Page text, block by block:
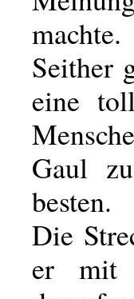
machte.
Seither
eine
Gaul
besten.
Die
er mit